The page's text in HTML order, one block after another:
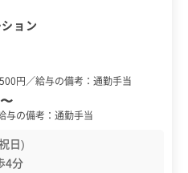
ョン
円／給与の備考：通勤手当
〜
与の備考：通勤手当
日)
4分